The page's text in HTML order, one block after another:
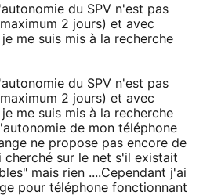
du SPV n'est pas
2 jours) et avec
me suis mis à la recherche
du SPV n'est pas
2 jours) et avec
me suis mis à la recherche
de mon téléphone
ne propose pas encore de
cherché sur le net s'il existait
mais rien ....Cependant j'ai
pour téléphone fonctionnant